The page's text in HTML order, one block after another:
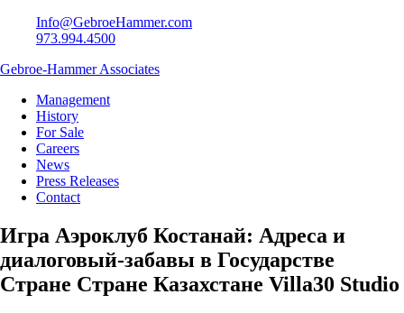
Info@GebroeHammer.com
973.994.4500
Gebroe-Hammer Associates
Management
History
For Sale
Careers
News
Press Releases
Contact
Игра Аэроклуб Костанай: Адреса и
диалоговый-забавы в Государстве
Стране Стране Казахстане Villa30 Studio